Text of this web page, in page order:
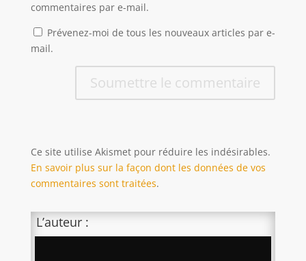
commentaires par e-mail.
Prévenez-moi de tous les nouveaux articles par e-
mail.
Soumettre le commentaire
Ce site utilise Akismet pour réduire les indésirables.
En savoir plus sur la façon dont les données de vos
commentaires sont traitées.
L’auteur :